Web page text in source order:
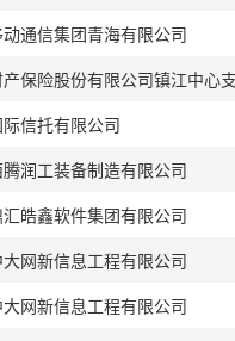
通信集团青海有限公司
保险股份有限公司镇江中心
信托有限公司
润工装备制造有限公司
皓鑫软件集团有限公司
网新信息工程有限公司
网新信息工程有限公司